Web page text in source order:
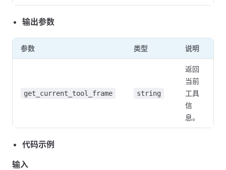
输出参数
参数 类型 说明
get_current_tool_frame string
返回
当前
工具
信
息。
代码示例
输入